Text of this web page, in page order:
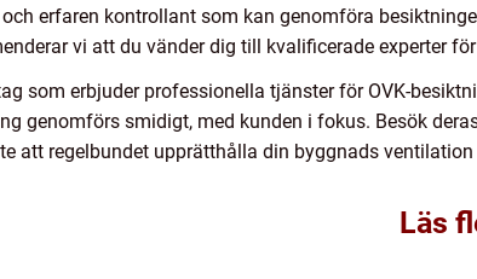
erfaren kontrollant som kan genomföra
vi att du vänder dig till kvalificerade experter
som erbjuder professionella tjänster för OVK-
genomförs smidigt, med kunden i fokus. Besök
att regelbundet upprätthålla din byggnads
Läs